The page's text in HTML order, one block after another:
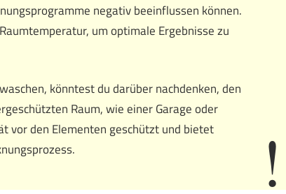
negativ beeinflussen können.
um optimale Ergebnisse zu
könntest du darüber nachdenken, den
Raum, wie einer Garage oder
vor den Elementen geschützt und bietet